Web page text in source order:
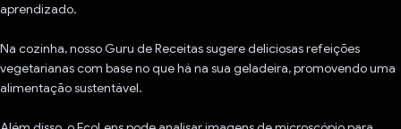
aprendizado.
Na cozinha, nosso Guru de Receitas sugere deliciosas refeições
vegetarianas com base no que há na sua geladeira, promovendo uma
alimentação sustentável.